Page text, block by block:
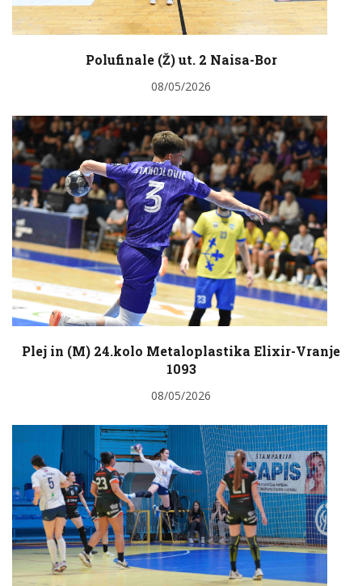
Polufinale (Ž) ut. 2 Naisa-Bor
08/05/2026
Plej in (M) 24.kolo Metaloplastika Elixir-Vranje
1093
08/05/2026